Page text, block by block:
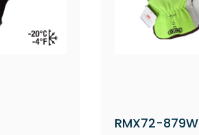
RMX72-879W